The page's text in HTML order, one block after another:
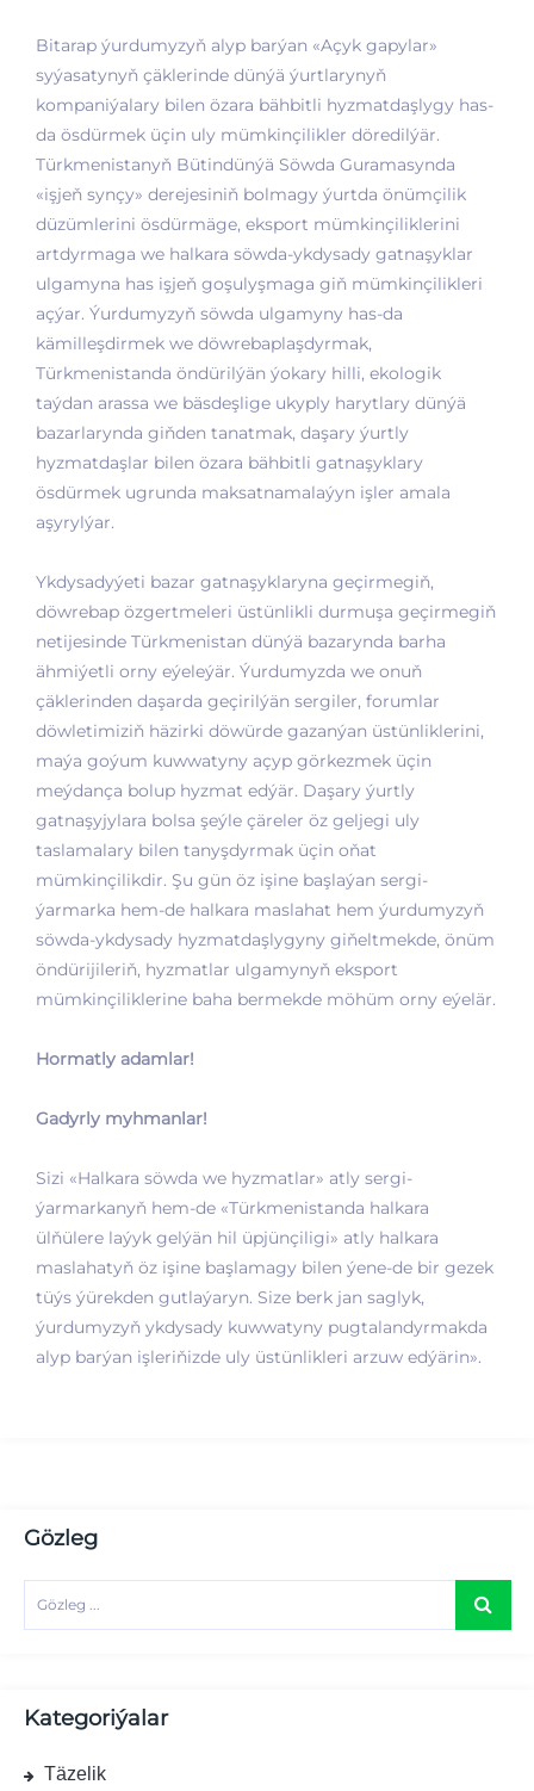
Bitarap ýurdumyzyň alyp barýan «Açyk gapylar»
syýasatynyň çäklerinde dünýä ýurtlarynyň
kompaniýalary bilen özara bähbitli hyzmatdaşlygy has-
da ösdürmek üçin uly mümkinçilikler döredilýär.
Türkmenistanyň Bütindünýä Söwda Guramasynda
«işjeň synçy» derejesiniň bolmagy ýurtda önümçilik
düzümlerini ösdürmäge, eksport mümkinçiliklerini
artdyrmaga we halkara söwda-ykdysady gatnaşyklar
ulgamyna has işjeň goşulyşmaga giň mümkinçilikleri
açýar. Ýurdumyzyň söwda ulgamyny has-da
kämilleşdirmek we döwrebaplaşdyrmak,
Türkmenistanda öndürilýän ýokary hilli, ekologik
taýdan arassa we bäsdeşlige ukyply harytlary dünýä
bazarlarynda giňden tanatmak, daşary ýurtly
hyzmatdaşlar bilen özara bähbitli gatnaşyklary
ösdürmek ugrunda maksatnamalaýyn işler amala
aşyrylýar.
Ykdysadyýeti bazar gatnaşyklaryna geçirmegiň,
döwrebap özgertmeleri üstünlikli durmuşa geçirmegiň
netijesinde Türkmenistan dünýä bazarynda barha
ähmiýetli orny eýeleýär. Ýurdumyzda we onuň
çäklerinden daşarda geçirilýän sergiler, forumlar
döwletimiziň häzirki döwürde gazanýan üstünliklerini,
maýa goýum kuwwatyny açyp görkezmek üçin
meýdança bolup hyzmat edýär. Daşary ýurtly
gatnaşyjylara bolsa şeýle çäreler öz geljegi uly
taslamalary bilen tanyşdyrmak üçin oňat
mümkinçilikdir. Şu gün öz işine başlaýan sergi-
ýarmarka hem-de halkara maslahat hem ýurdumyzyň
söwda-ykdysady hyzmatdaşlygyny giňeltmekde, önüm
öndürijileriň, hyzmatlar ulgamynyň eksport
mümkinçiliklerine baha bermekde möhüm orny eýelär.
Hormatly adamlar!
Gadyrly myhmanlar!
Sizi «Halkara söwda we hyzmatlar» atly sergi-
ýarmarkanyň hem-de «Türkmenistanda halkara
ülňülere laýyk gelýän hil üpjünçiligi» atly halkara
maslahatyň öz işine başlamagy bilen ýene-de bir gezek
tüýs ýürekden gutlaýaryn. Size berk jan saglyk,
ýurdumyzyň ykdysady kuwwatyny pugtalandyrmakda
alyp barýan işleriňizde uly üstünlikleri arzuw edýärin».
Gözleg
Kategoriýalar
Täzelik